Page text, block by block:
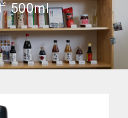
500ml